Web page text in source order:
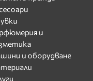
и
и оборудване